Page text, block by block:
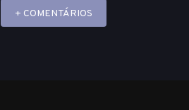
+ COMENTÁRIOS